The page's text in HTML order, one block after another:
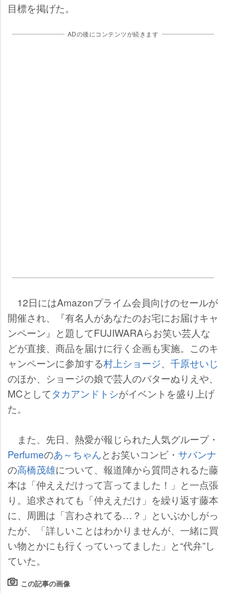
目標を掲げた。
ADの後にコンテンツが続きます
12日にはAmazonプライム会員向けのセールが
開催され、『有名人があなたのお宅にお届けキャ
ンペーン』と題してFUJIWARAらお笑い芸人な
どが直接、商品を届けに行く企画も実施。このキ
ャンペーンに参加する村上ショージ、 千原せいじ
のほか、ショージの娘で芸人のバターぬりえや、
MCとしてタカアンドトシがイベントを盛り上げ
た。
また、先日、熱愛が報じられた人気グループ・
Perfumeのあ～ちゃんとお笑いコンビ・ サバンナ
の高橋茂雄について、報道陣から質問されるた藤
本は「仲ええだけって言ってました！」と一点張
り。追求されても「仲ええだけ」を繰り返す藤本
に、周囲は「言わされてる…？」といぶかしがっ
たが、「詳しいことはわかりませんが、一緒に買
い物とかにも行くっていってました」と“代弁”し
ていた。
この記事の画像